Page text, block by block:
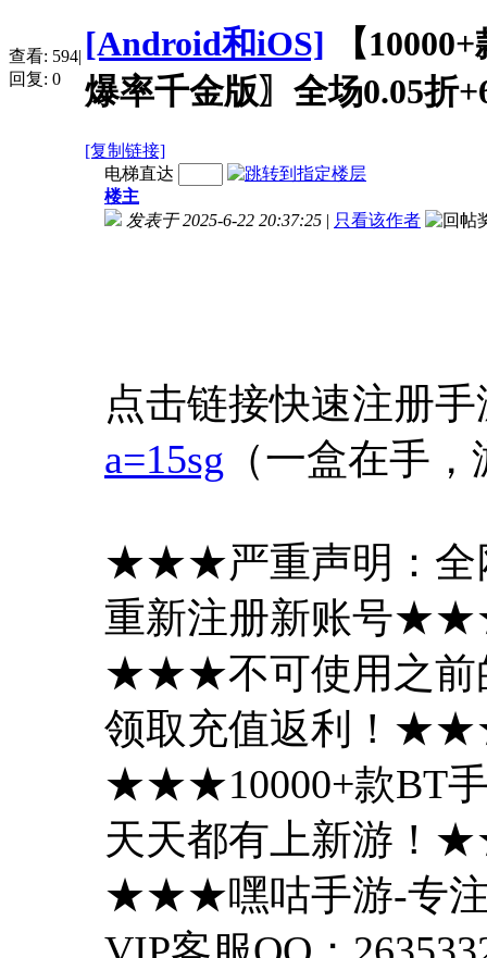
查看: 594|
回复: 0
[Android和iOS]
【
爆率千金版〗全场0.05折
[复制链接]
电梯直达
楼主
发表于 2025-6-22 20:37:25 | 只看该作者
点击链接快速注册
a=15sg （一盒在手
★★★严重声明：全
重新注册新账号
★★★不可使用之前
领取充值返利！
★★★10000+款BT手
天天都有上新游
★★★嘿咕手游-专注